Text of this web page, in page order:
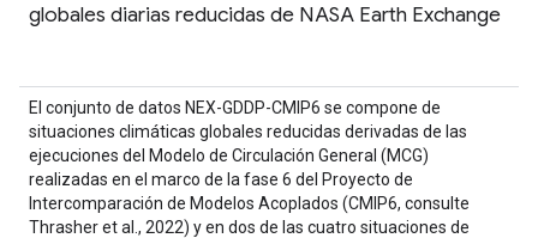
globales diarias reducidas de NASA Earth Exchange
El conjunto de datos NEX-GDDP-CMIP6 se compone de
situaciones climáticas globales reducidas derivadas de las
ejecuciones del Modelo de Circulación General (MCG)
realizadas en el marco de la fase 6 del Proyecto de
Intercomparación de Modelos Acoplados (CMIP6, consulte
Thrasher et al., 2022) y en dos de las cuatro situaciones de